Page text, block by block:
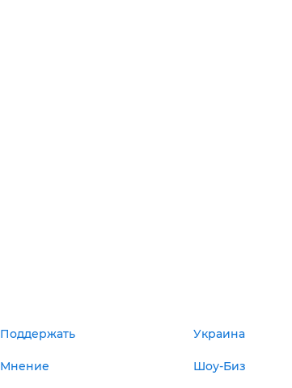
Поддержать Украина
Мнение Шоу-Биз